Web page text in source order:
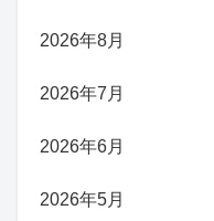
2026年8月
2026年7月
2026年6月
2026年5月